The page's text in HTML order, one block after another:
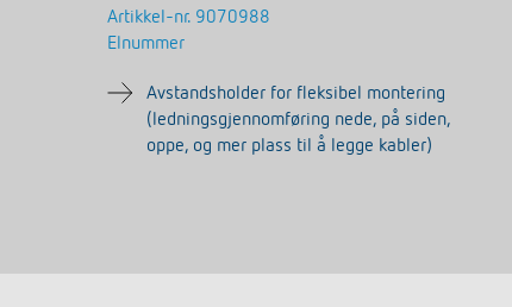
Artikkel-nr. 9070988
Elnummer
Avstandsholder for fleksibel montering
(ledningsgjennomføring nede, på siden,
oppe, og mer plass til å legge kabler)